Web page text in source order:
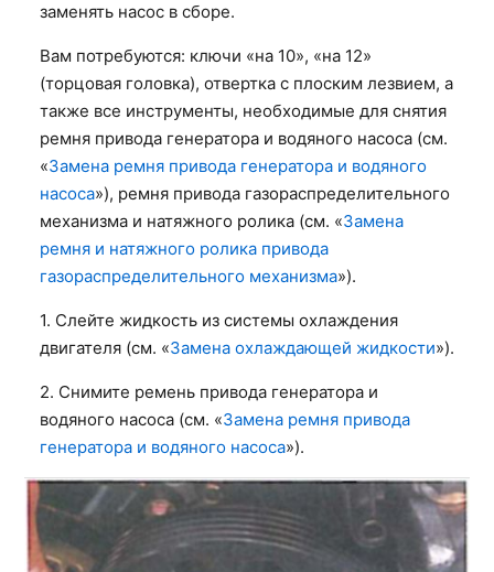
заменять насос в сборе.
Вам потребуются: ключи «на 10», «на 12»
(торцовая головка), отвертка с плоским лезвием, а
также все инструменты, необходимые для снятия
ремня привода генератора и водяного насоса (см.
«Замена ремня привода генератора и водяного
насоса»), ремня привода газораспределительного
механизма и натяжного ролика (см. «Замена
ремня и натяжного ролика привода
газораспределительного механизма»).
1. Слейте жидкость из системы охлаждения
двигателя (см. «Замена охлаждающей жидкости»).
2. Снимите ремень привода генератора и
водяного насоса (см. «Замена ремня привода
генератора и водяного насоса»).